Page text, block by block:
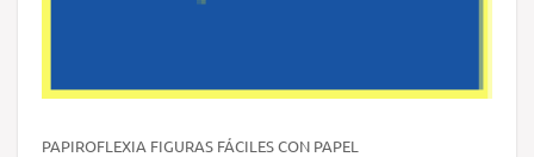
PAPIROFLEXIA FIGURAS FÁCILES CON PAPEL